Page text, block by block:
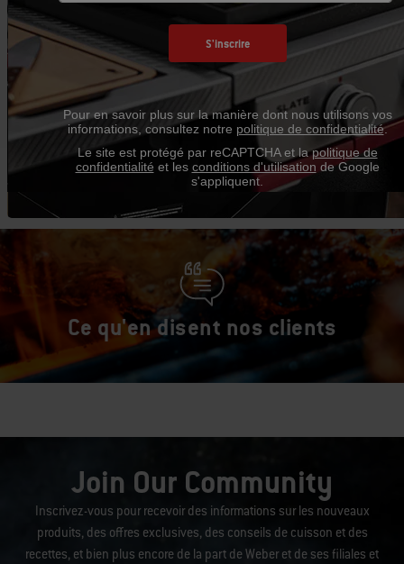
1/4
Ce qu'en disent nos clients
Join Our Community
Inscrivez-vous pour recevoir des informations sur les nouveaux
produits, des offres exclusives, des conseils de cuisson et des
recettes, et bien plus encore de la part de Weber et de ses filiales et
S'inscrire
Pour en savoir plus sur la manière dont nous utilisons vos
informations, consultez notre politique de confidentialité.
Le site est protégé par reCAPTCHA et lapolitique de
confidentialité et les conditions d'utilisation de Google
s'appliquent.